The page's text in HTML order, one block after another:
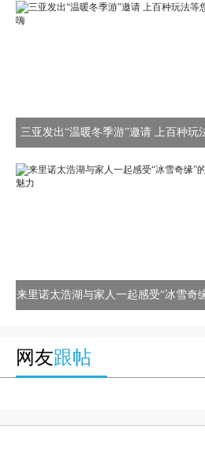
三亚发出“温暖冬季游”邀请 上百种玩
您来嗨
来里诺太浩湖与家人一起感受“冰雪奇
网友跟帖